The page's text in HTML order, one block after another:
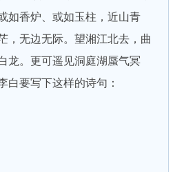
如香炉、或如玉柱，近山青
，无边无际。望湘江北去，曲
龙。更可遥见洞庭湖蜃气冥
白要写下这样的诗句：